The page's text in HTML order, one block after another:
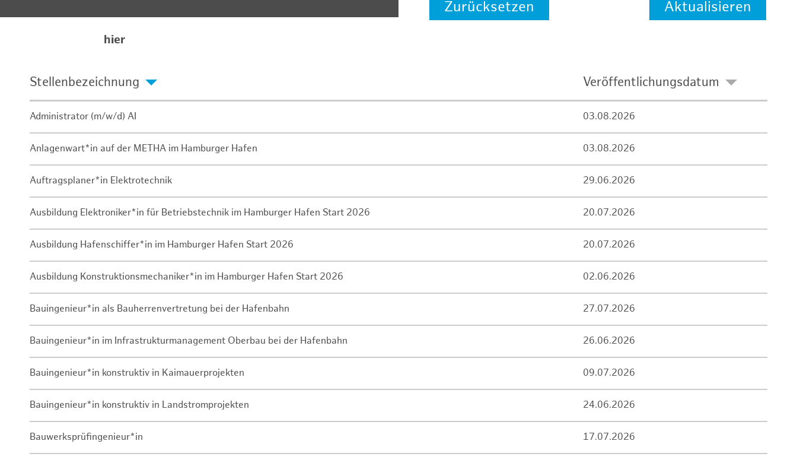
hier
Zurücksetzen Aktualisieren
Stellenbezeichnung Veröffentlichungsdatum
Administrator (m/w/d) AI 03.08.2026
Anlagenwart*in auf der METHA im Hamburger Hafen 03.08.2026
Auftragsplaner*in Elektrotechnik 29.06.2026
Ausbildung Elektroniker*in für Betriebstechnik im Hamburger Hafen Start 2026 20.07.2026
Ausbildung Hafenschiffer*in im Hamburger Hafen Start 2026 20.07.2026
Ausbildung Konstruktionsmechaniker*in im Hamburger Hafen Start 2026 02.06.2026
Bauingenieur*in als Bauherrenvertretung bei der Hafenbahn 27.07.2026
Bauingenieur*in im Infrastrukturmanagement Oberbau bei der Hafenbahn 26.06.2026
Bauingenieur*in konstruktiv in Kaimauerprojekten 09.07.2026
Bauingenieur*in konstruktiv in Landstromprojekten 24.06.2026
Bauwerksprüfingenieur*in 17.07.2026